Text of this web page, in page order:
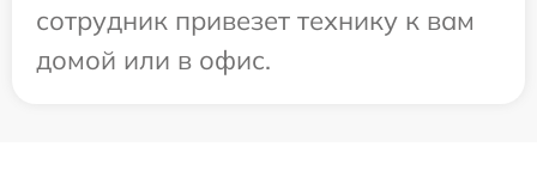
сотрудник привезет технику к вам
домой или в офис.